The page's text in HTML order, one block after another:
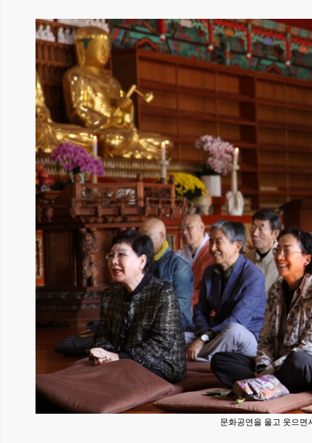
문화공연을 울고 웃으면